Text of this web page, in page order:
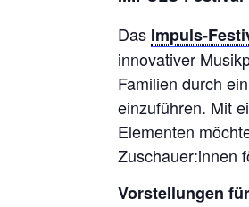
Das Impuls-
innovativer
Familien durch
einzuführen. Mit
Elementen
Zuschauer:innen
Vorstellungen